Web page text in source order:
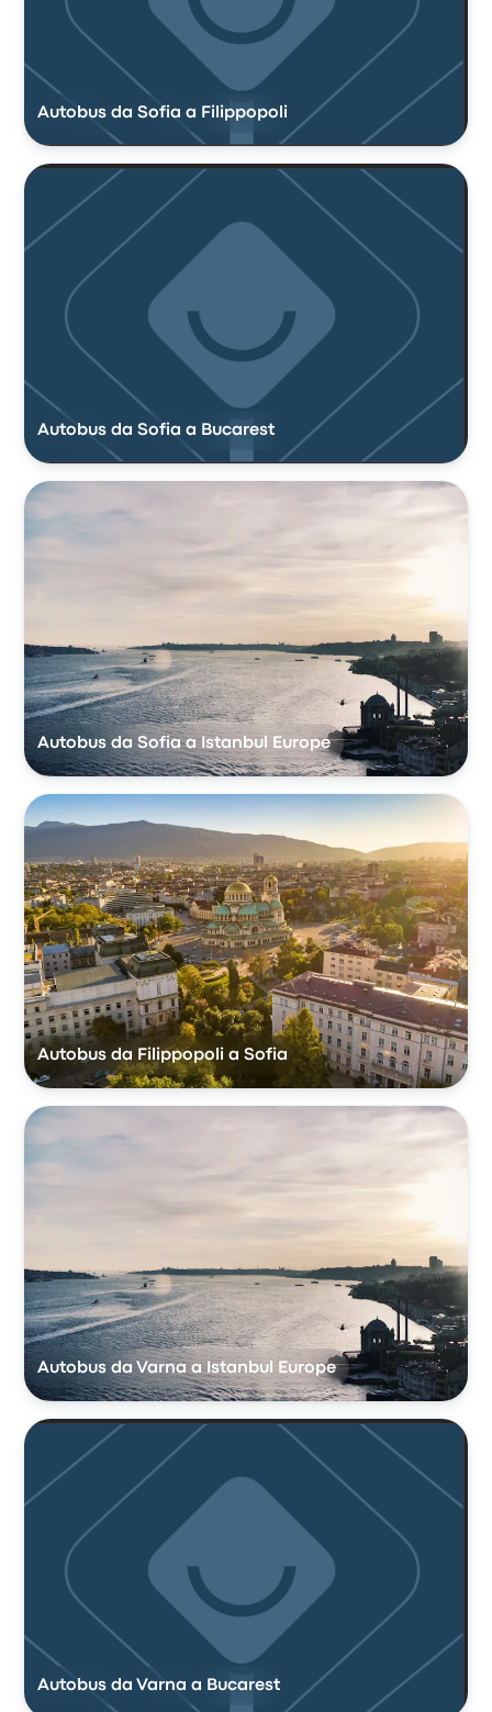
Autobus da Sofia a Filippopoli
Autobus da Sofia a Bucarest
Autobus da Sofia a Istanbul Europe
Autobus da Filippopoli a Sofia
Autobus da Varna a Istanbul Europe
Autobus da Varna a Bucarest